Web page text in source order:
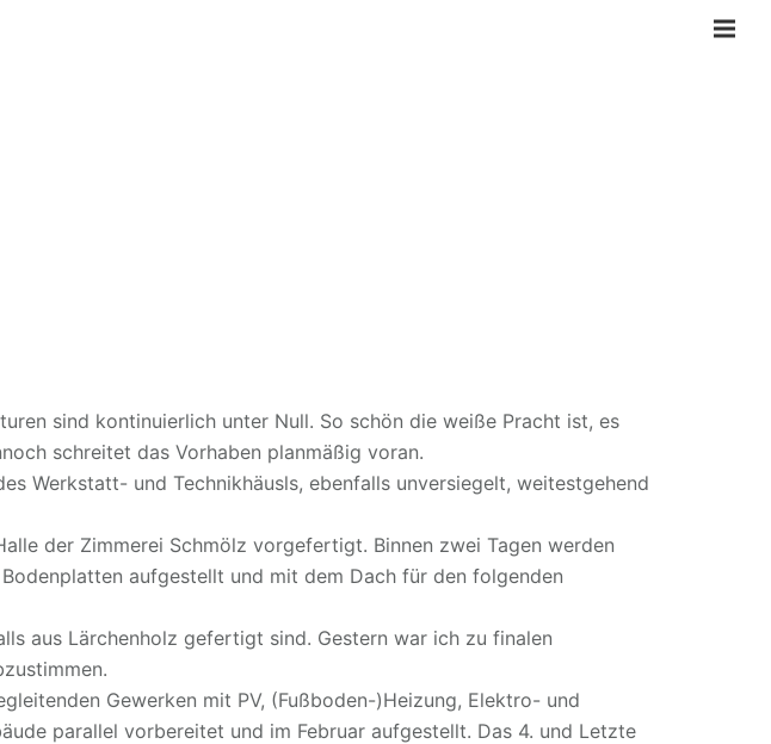
sind kontinuierlich unter Null. So schön die weiße Pracht ist, es
schreitet das Vorhaben planmäßig voran.
Werkstatt- und Technikhäusls, ebenfalls unversiegelt, weitestgehend
der Zimmerei Schmölz vorgefertigt. Binnen zwei Tagen werden
aufgestellt und mit dem Dach für den folgenden
aus Lärchenholz gefertigt sind. Gestern war ich zu finalen
Gewerken mit PV, (Fußboden-)Heizung, Elektro- und
parallel vorbereitet und im Februar aufgestellt. Das 4. und Letzte